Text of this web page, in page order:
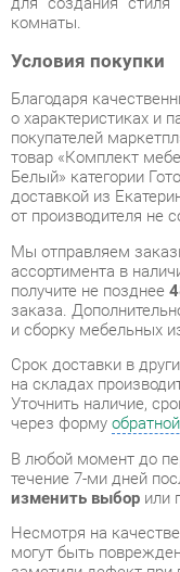
Благодаря
покупателей
товар «Комплект
Белый» категории
доставкой из
от производителя не
Мы отправляем
ассортимента в
получите не позднее
заказа.
Срок доставки в
на складах
Уточнить наличие,
через формуобратной
В любой момент до
течение 7-ми дней
изменить выборили
Несмотря на
могут быть
заметили дефект при
деталь.Повторная
На всю мебель
распространяется
года с момента